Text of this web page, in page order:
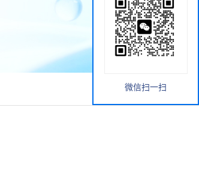
微信扫一扫